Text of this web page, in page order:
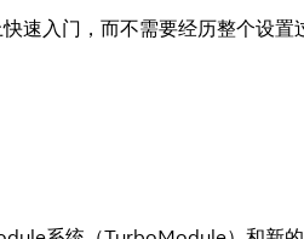
速入门，而不需要经历整个设置